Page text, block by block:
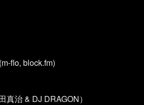
flo, block.fm)
治 & DJ DRAGON）